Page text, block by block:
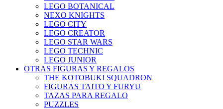
LEGO BOTANICAL
NEXO KNIGHTS
LEGO CITY
LEGO CREATOR
LEGO STAR WARS
LEGO TECHNIC
LEGO JUNIOR
OTRAS FIGURAS Y REGALOS
THE KOTOBUKI SQUADRON
FIGURAS TAITO Y FURYU
TAZAS PARA REGALO
PUZZLES